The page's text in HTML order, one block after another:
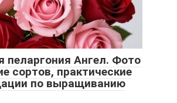
пеларгония Ангел. Фото
сортов, практические
по выращиванию